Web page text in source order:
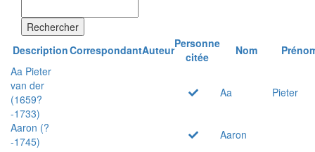
Rechercher
DescriptionCorrespondantAuteurPersonne
citée
Nom
Aa Pieter
van der
(1659?
-1733)
Aa Pieter
Aaron (?
-1745)
Aaron